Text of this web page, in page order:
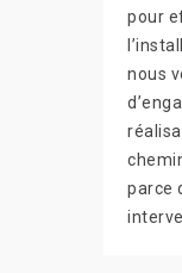
pour
nous
parce